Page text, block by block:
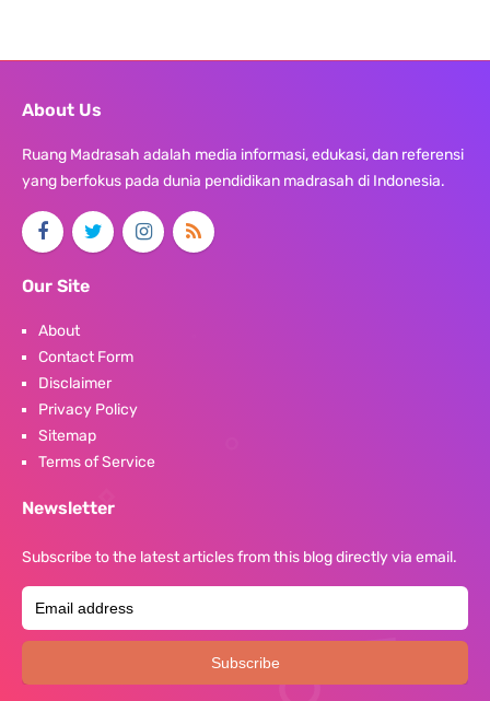
About Us
Ruang Madrasah adalah media informasi, edukasi, dan referensi
yang berfokus pada dunia pendidikan madrasah di Indonesia.
Our Site
About
Contact Form
Disclaimer
Privacy Policy
Sitemap
Terms of Service
Newsletter
Subscribe to the latest articles from this blog directly via email.